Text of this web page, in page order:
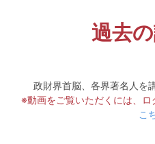
過去
政財界首脳、各界著名人を
※動画をご覧いただくには、ロ
こ